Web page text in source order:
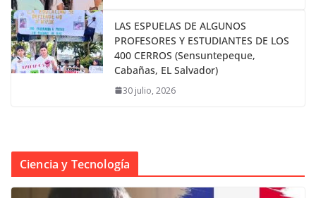
LAS ESPUELAS DE ALGUNOS
PROFESORES Y ESTUDIANTES DE LOS
400 CERROS (Sensuntepeque,
Cabañas, EL Salvador)
30 julio, 2026
Ciencia y Tecnología